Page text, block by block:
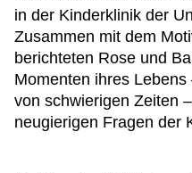
in der Kinderklinik der
Zusammen mit dem
berichteten Rose und
Momenten ihres
von schwierigen Zeiten
neugierigen Fragen der